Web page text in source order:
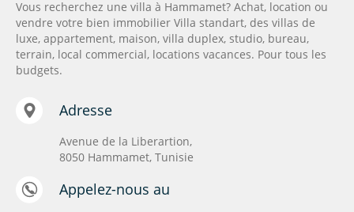
Vous recherchez une villa à Hammamet? Achat, location ou
vendre votre bien immobilier Villa standart, des villas de
luxe, appartement, maison, villa duplex, studio, bureau,
terrain, local commercial, locations vacances. Pour tous les
budgets.
Adresse
Avenue de la Liberartion,
8050 Hammamet, Tunisie
Appelez-nous au